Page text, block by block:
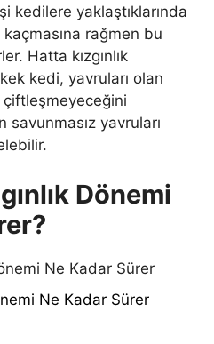
kedilere yaklaştıklarında
rağmen bu
Hatta kızgınlık
kedi, yavruları olan
yavruları
Dönemi
Ne Kadar Sürer